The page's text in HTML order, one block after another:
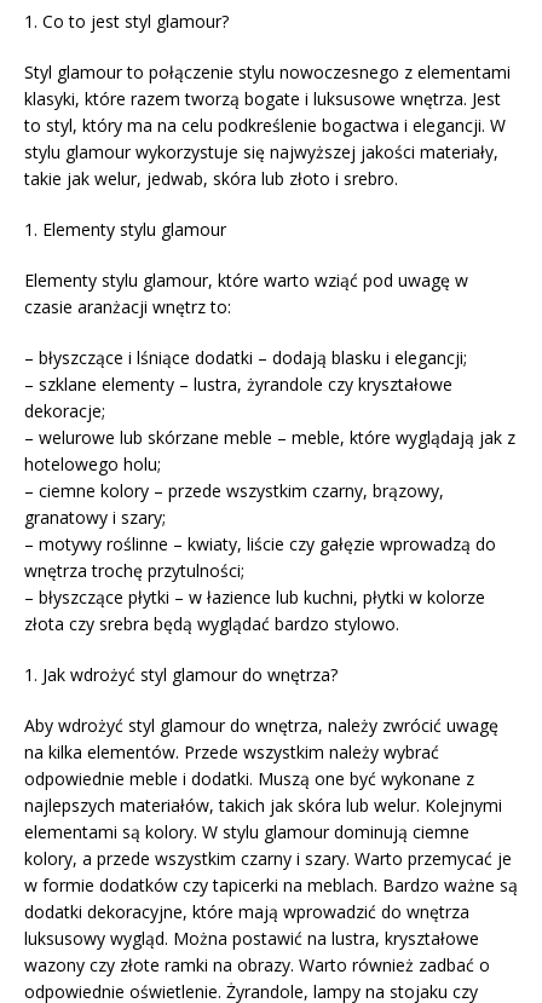
1. Co to jest styl glamour?
Styl glamour to połączenie stylu nowoczesnego z elementami
klasyki, które razem tworzą bogate i luksusowe wnętrza. Jest
to styl, który ma na celu podkreślenie bogactwa i elegancji. W
stylu glamour wykorzystuje się najwyższej jakości materiały,
takie jak welur, jedwab, skóra lub złoto i srebro.
1. Elementy stylu glamour
Elementy stylu glamour, które warto wziąć pod uwagę w
czasie aranżacji wnętrz to:
– błyszczące i lśniące dodatki – dodają blasku i elegancji;
– szklane elementy – lustra, żyrandole czy kryształowe
dekoracje;
– welurowe lub skórzane meble – meble, które wyglądają jak z
hotelowego holu;
– ciemne kolory – przede wszystkim czarny, brązowy,
granatowy i szary;
– motywy roślinne – kwiaty, liście czy gałęzie wprowadzą do
wnętrza trochę przytulności;
– błyszczące płytki – w łazience lub kuchni, płytki w kolorze
złota czy srebra będą wyglądać bardzo stylowo.
1. Jak wdrożyć styl glamour do wnętrza?
Aby wdrożyć styl glamour do wnętrza, należy zwrócić uwagę
na kilka elementów. Przede wszystkim należy wybrać
odpowiednie meble i dodatki. Muszą one być wykonane z
najlepszych materiałów, takich jak skóra lub welur. Kolejnymi
elementami są kolory. W stylu glamour dominują ciemne
kolory, a przede wszystkim czarny i szary. Warto przemycać je
w formie dodatków czy tapicerki na meblach. Bardzo ważne są
dodatki dekoracyjne, które mają wprowadzić do wnętrza
luksusowy wygląd. Można postawić na lustra, kryształowe
wazony czy złote ramki na obrazy. Warto również zadbać o
odpowiednie oświetlenie. Żyrandole, lampy na stojaku czy